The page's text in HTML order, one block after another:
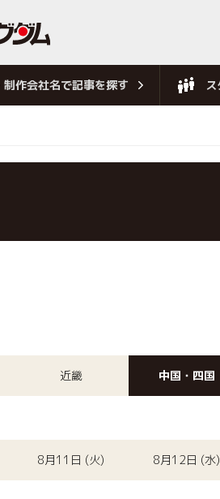
制作会社名で記事を探す
近畿 中国・四国
8月11日 (火) 8月12日 (水)